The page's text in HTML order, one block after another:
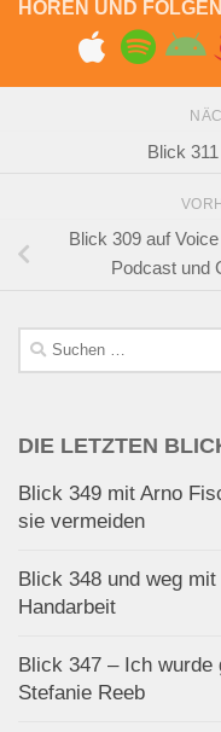
HÖREN UND
Blick
Blick 309 auf
Podcast und
Suchen
nach:
DIE LETZTEN
Blick 349 mit Arno
sie vermeiden
Blick 348 und weg
Handarbeit
Blick 347 – Ich wurde
Stefanie Reeb